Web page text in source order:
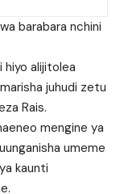
barabara nchini
hiyo alijitolea
juhudi zetu
Rais.
mengine ya
umeme
kaunti